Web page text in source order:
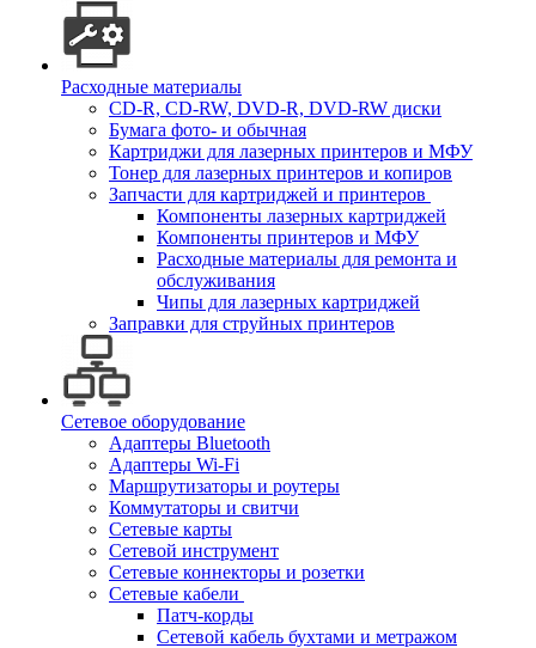
Расходные материалы
CD-R, CD-RW, DVD-R, DVD-RW диски
Бумага фото- и обычная
Картриджи для лазерных принтеров и МФУ
Тонер для лазерных принтеров и копиров
Запчасти для картриджей и принтеров
Компоненты лазерных картриджей
Компоненты принтеров и МФУ
Расходные материалы для ремонта и
обслуживания
Чипы для лазерных картриджей
Заправки для струйных принтеров
Сетевое оборудование
Адаптеры Bluetooth
Адаптеры Wi-Fi
Маршрутизаторы и роутеры
Коммутаторы и свитчи
Сетевые карты
Сетевой инструмент
Сетевые коннекторы и розетки
Сетевые кабели
Патч-корды
Сетевой кабель бухтами и метражом